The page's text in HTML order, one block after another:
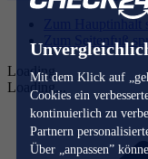
Mit dem Klick auf
Cookies ein
kontinuierlich zu
Partnern
Über „anpassen”
Zum Hauptinhalt
Zum Seitenfuß
Loading...
Loading...